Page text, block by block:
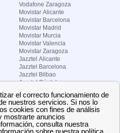
Vodafone Zaragoza
Movistar Alicante
Movistar Barcelona
Movistar Madrid
Movistar Murcia
Movistar Valencia
Movistar Zaragoza
Jazztel Alicante
Jazztel Barcelona
Jazztel Bilbao
Jazztel Córdoba
Jazztel Málaga
Jazztel Valencia
Jazztel Zaragoza